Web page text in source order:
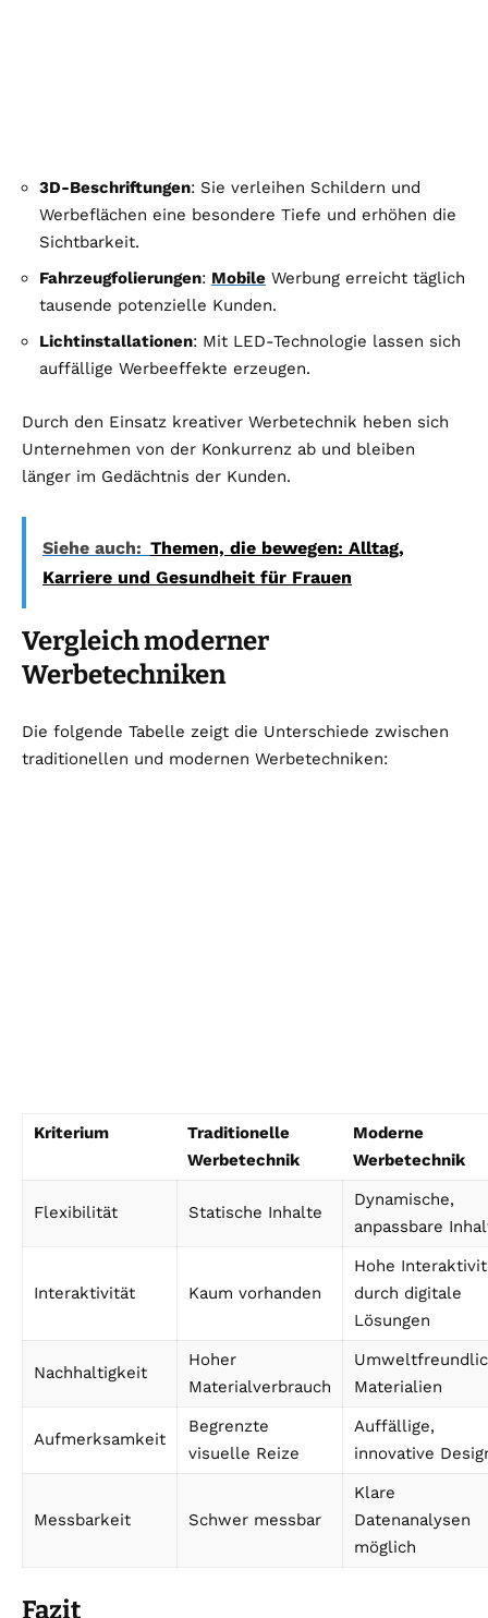
3D-Beschriftungen: Sie verleihen Schildern und
Werbeflächen eine besondere Tiefe und erhöhen die
Sichtbarkeit.
Fahrzeugfolierungen: Mobile Werbung erreicht täglich
tausende potenzielle Kunden.
Lichtinstallationen: Mit LED-Technologie lassen sich
auffällige Werbeeffekte erzeugen.
Durch den Einsatz kreativer Werbetechnik heben sich
Unternehmen von der Konkurrenz ab und bleiben
länger im Gedächtnis der Kunden.
Siehe auch: Themen, die bewegen: Alltag,
Karriere und Gesundheit für Frauen
Vergleich moderner
Werbetechniken
Die folgende Tabelle zeigt die Unterschiede zwischen
traditionellen und modernen Werbetechniken:
Kriterium
Traditionelle
Werbetechnik
Moderne
Werbetechnik
Flexibilität Statische Inhalte
Dynamische,
anpassbare
Interaktivität Kaum vorhanden
Hohe
durch digitale
Lösungen
Nachhaltigkeit
Hoher
Materialverbrauch
Materialien
Aufmerksamkeit
Begrenzte
visuelle Reize
Auffällige,
innovative
Messbarkeit Schwer messbar
Klare
Datenanalysen
möglich
Fazit